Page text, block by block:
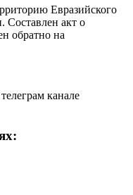
Евразийского
Составлен акт о
обратно на
канале